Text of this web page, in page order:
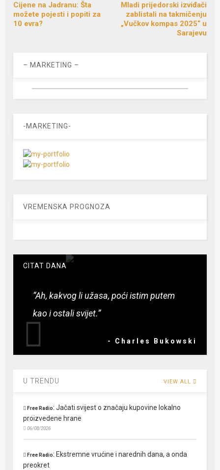
Cijene na Jadranu: Šta
možete pojesti i popiti za
10 evra?
Mladi prijedorski izviđači
zablistali na takmičenju
„Vučkov kompas 2025“ u
Sarajevu
– MARKETING –
-MARKETING-
VREMENSKA PROGNOZA
CITAT DANA
“Ah, kakvog li užasa, poći istim putem
kao i ostali svijet.”
- Charles Bukowski
U TRENDU VIEW ALL
Free Radio:Jačati svijest o značaju kupovine lokalno
proizvedene hrane
06/08/2026
Free Radio: Ekstremne vrućine i narednih dana, a onda
preokret